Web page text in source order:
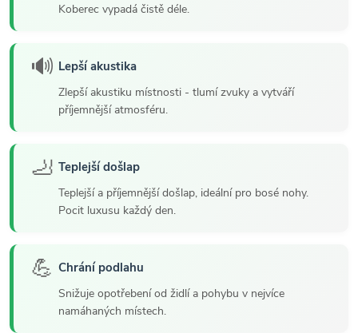
Koberec vypadá čistě déle.
🔊 Lepší akustika
Zlepší akustiku místnosti - tlumí zvuky a vytváří
příjemnější atmosféru.
🦶 Teplejší došlap
Teplejší a příjemnější došlap, ideální pro bosé nohy.
Pocit luxusu každý den.
💪 Chrání podlahu
Snižuje opotřebení od židlí a pohybu v nejvíce
namáhaných místech.